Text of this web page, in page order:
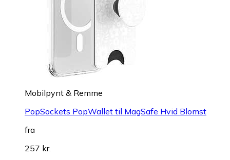
Mobilpynt & Remme
PopSockets PopWallet til MagSafe Hvid Blomst
fra
257 kr.